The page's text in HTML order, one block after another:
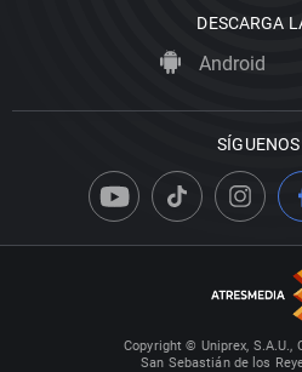
DESCARGA
Android
Copyright © Uniprex, S.A.U.,
San Sebastián de los